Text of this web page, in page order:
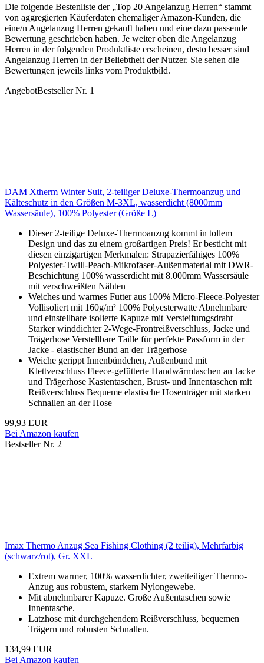
Die folgende Bestenliste der „Top 20 Angelanzug Herren“ stammt
von aggregierten Käuferdaten ehemaliger Amazon-Kunden, die
eine/n Angelanzug Herren gekauft haben und eine dazu passende
Bewertung geschrieben haben. Je weiter oben die Angelanzug
Herren in der folgenden Produktliste erscheinen, desto besser sind
Angelanzug Herren in der Beliebtheit der Nutzer. Sie sehen die
Bewertungen jeweils links vom Produktbild.
AngebotBestseller Nr. 1
DAM Xtherm Winter Suit, 2-teiliger Deluxe-Thermoanzug und
Kälteschutz in den Größen M-3XL, wasserdicht (8000mm
Wassersäule), 100% Polyester (Größe L)
Dieser 2-teilige Deluxe-Thermoanzug kommt in tollem
Design und das zu einem großartigen Preis! Er besticht mit
diesen einzigartigen Merkmalen: Strapazierfähiges 100%
Polyester-Twill-Peach-Mikrofaser-Außenmaterial mit DWR-
Beschichtung 100% wasserdicht mit 8.000mm Wassersäule
mit verschweißten Nähten
Weiches und warmes Futter aus 100% Micro-Fleece-Polyester
Vollisoliert mit 160g/m² 100% Polyesterwatte Abnehmbare
und einstellbare isolierte Kapuze mit Versteifumgsdraht
Starker winddichter 2-Wege-Frontreißverschluss, Jacke und
Trägerhose Verstellbare Taille für perfekte Passform in der
Jacke - elastischer Bund an der Trägerhose
Weiche gerippt Innenbündchen, Außenbund mit
Klettverschluss Fleece-gefütterte Handwärmtaschen an Jacke
und Trägerhose Kastentaschen, Brust- und Innentaschen mit
Reißverschluss Bequeme elastische Hosenträger mit starken
Schnallen an der Hose
99,93 EUR
Bei Amazon kaufen
Bestseller Nr. 2
Imax Thermo Anzug Sea Fishing Clothing (2 teilig), Mehrfarbig
(schwarz/rot), Gr. XXL
Extrem warmer, 100% wasserdichter, zweiteiliger Thermo-
Anzug aus robustem, starkem Nylongewebe.
Mit abnehmbarer Kapuze. Große Außentaschen sowie
Innentasche.
Latzhose mit durchgehendem Reißverschluss, bequemen
Trägern und robusten Schnallen.
134,99 EUR
Bei Amazon kaufen